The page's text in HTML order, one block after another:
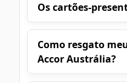
Os cartões-
Como resgato
Accor Austrália?